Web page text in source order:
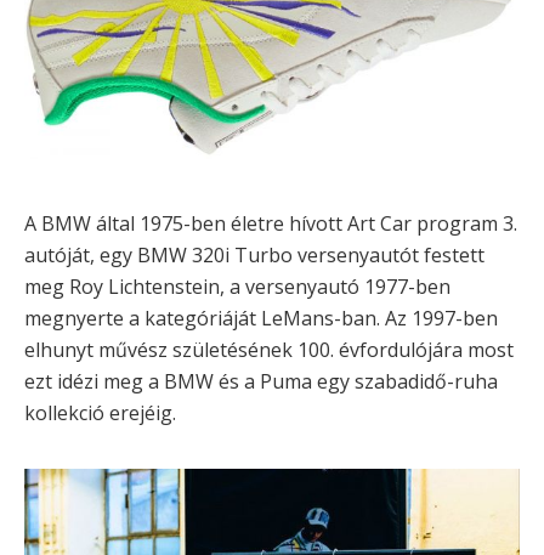
A BMW által 1975-ben életre hívott Art Car program 3.
autóját, egy BMW 320i Turbo versenyautót festett
meg Roy Lichtenstein, a versenyautó 1977-ben
megnyerte a kategóriáját LeMans-ban. Az 1997-ben
elhunyt művész születésének 100. évfordulójára most
ezt idézi meg a BMW és a Puma egy szabadidő-ruha
kollekció erejéig.